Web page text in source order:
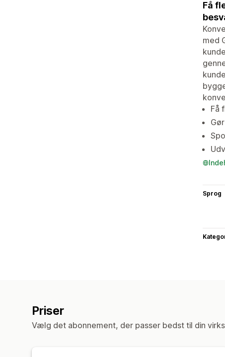
Få
med
Få
Sprog
Priser
Vælg det abonnement, der passer bedst til din